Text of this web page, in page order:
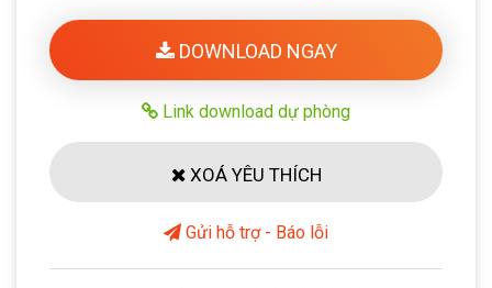
DOWNLOAD NGAY
Link download dự phòng
XOÁ YÊU THÍCH
Gửi hỗ trợ - Báo lỗi